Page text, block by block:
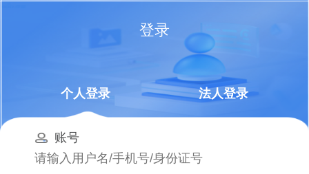
登录
个人登录 法人登录
账号